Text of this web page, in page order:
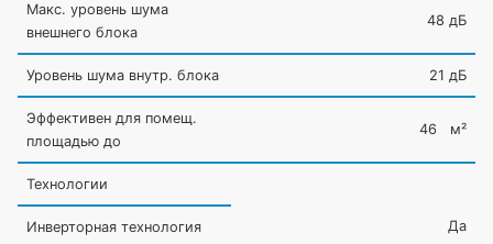
Макс. уровень шума
внешнего блока
48 дБ
Уровень шума внутр. блока 21 дБ
Эффективен для помещ.
площадью до
46 м²
Технологии
Инверторная технология Да